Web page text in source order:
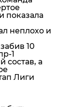
показала
неплохо и
10
1
состав, а
Лиги